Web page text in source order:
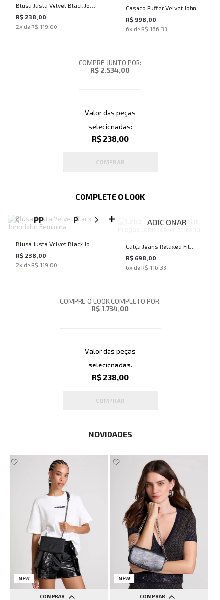
Blusa Justa Velvet Black John
John Feminina
R$ 238,00
2x de R$ 119,00
Casaco Puffer Velvet John
John Feminino
R$ 998,00
6x de R$ 166,33
COMPRE JUNTO POR:
R$ 2.534,00
Valor das peças
selecionadas:
R$ 238,00
COMPRAR
COMPLETE O LOOK
PP P M
Blusa Justa Velvet Black John
John Feminina
R$ 238,00
2x de R$ 119,00
ADICIONAR
Calça Jeans Relaxed Fit
Pregas John John Feminina
R$ 698,00
6x de R$ 116,33
COMPRE O LOOK COMPLETO POR:
R$ 1.734,00
Valor das peças
selecionadas:
R$ 238,00
COMPRAR
NOVIDADES
NEW
COMPRAR
NEW
COMPRAR